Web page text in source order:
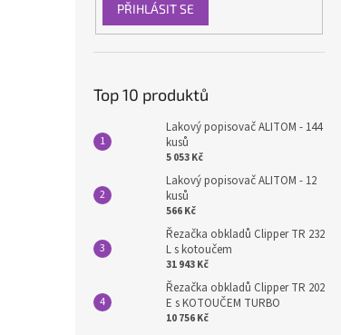
PŘIHLÁSIT SE
Top 10 produktů
Lakový popisovač ALITOM - 144
kusů
5 053 Kč
Lakový popisovač ALITOM - 12
kusů
566 Kč
Řezačka obkladů Clipper TR 232
L s kotoučem
31 943 Kč
Řezačka obkladů Clipper TR 202
E s KOTOUČEM TURBO
10 756 Kč